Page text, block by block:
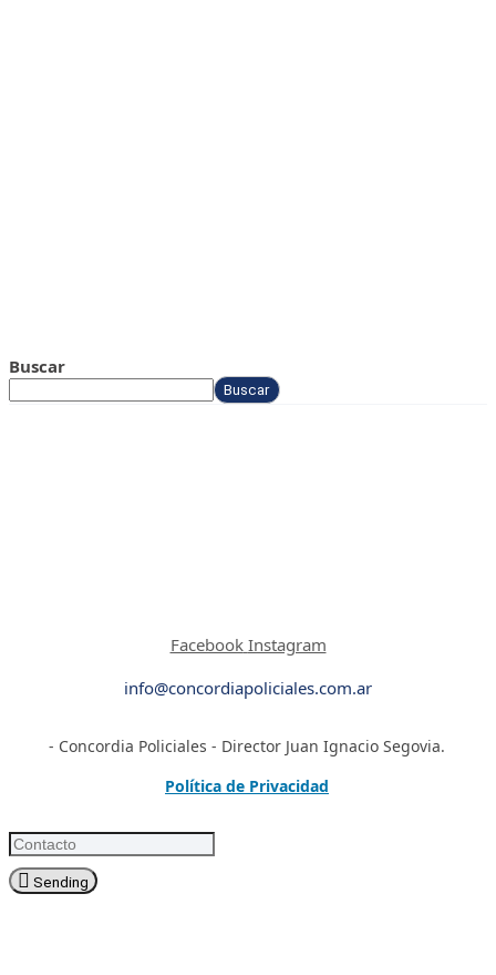
Buscar
Buscar
Facebook Instagram
info@concordiapoliciales.com.ar
- Concordia Policiales - Director Juan Ignacio Segovia.
Política de Privacidad
Sending